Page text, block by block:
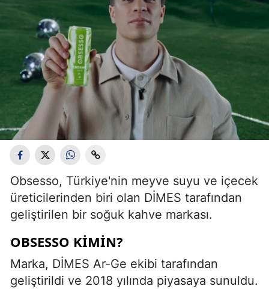
Obsesso, Türkiye'nin meyve suyu ve içecek
üreticilerinden biri olan DİMES tarafından
geliştirilen bir soğuk kahve markası.
OBSESSO KIMIN?
Marka, DİMES Ar-Ge ekibi tarafından
geliştirildi ve 2018 yılında piyasaya sunuldu.